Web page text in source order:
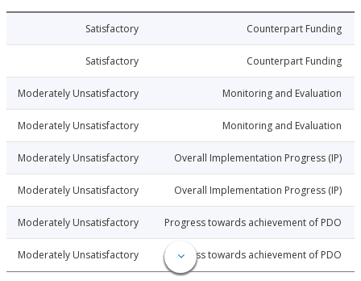
Counterpart
Satisfactory
Counterpart
Satisfactory
Monitoring and
Moderately Unsatisfactory
04-23
Monitoring and
Moderately Unsatisfactory
04-23
Overall Implementation
Moderately Unsatisfactory
04-23
Overall Implementation
Moderately Unsatisfactory
04-23
Progress towards achievement of
Moderately Unsatisfactory
04-23
Progress towards achievement of
Moderately Unsatisfactory
04-23